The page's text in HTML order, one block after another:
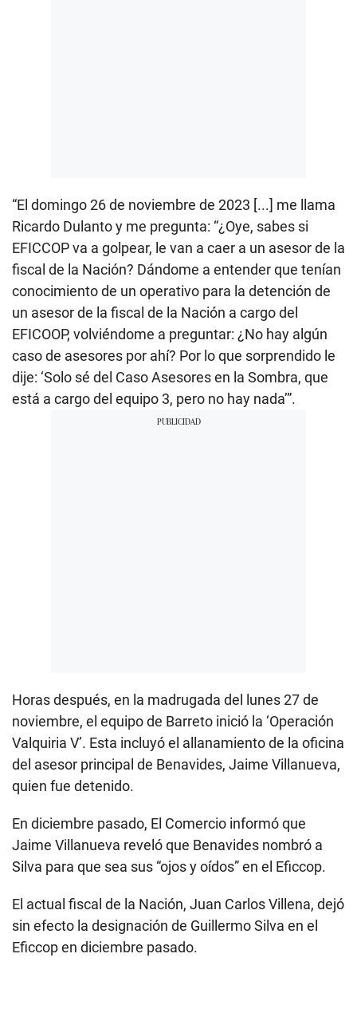
“El domingo 26 de noviembre de 2023 [...] me llama
Ricardo Dulanto y me pregunta: “¿Oye, sabes si
EFICCOP va a golpear, le van a caer a un asesor de la
fiscal de la Nación? Dándome a entender que tenían
conocimiento de un operativo para la detención de
un asesor de la fiscal de la Nación a cargo del
EFICOOP, volviéndome a preguntar: ¿No hay algún
caso de asesores por ahí? Por lo que sorprendido le
dije: ‘Solo sé del Caso Asesores en la Sombra, que
está a cargo del equipo 3, pero no hay nada’”.
Horas después, en la madrugada del lunes 27 de
noviembre, el equipo de Barreto inició la ‘Operación
Valquiria V’. Esta incluyó el allanamiento de la oficina
del asesor principal de Benavides, Jaime Villanueva,
quien fue detenido.
En diciembre pasado, El Comercio informó que
Jaime Villanueva reveló que Benavides nombró a
Silva para que sea sus “ojos y oídos” en el Eficcop.
El actual fiscal de la Nación, Juan Carlos Villena, dejó
sin efecto la designación de Guillermo Silva en el
Eficcop en diciembre pasado.